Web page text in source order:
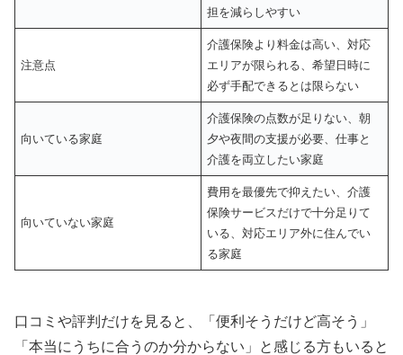
担を減らしやすい
注意点
介護保険より料金は高い、対応
エリアが限られる、希望日時に
必ず手配できるとは限らない
向いている家庭
介護保険の点数が足りない、朝
夕や夜間の支援が必要、仕事と
介護を両立したい家庭
向いていない家庭
費用を最優先で抑えたい、介護
保険サービスだけで十分足りて
いる、対応エリア外に住んでい
る家庭
口コミや評判だけを見ると、「便利そうだけど高そう」
「本当にうちに合うのか分からない」と感じる方もいると